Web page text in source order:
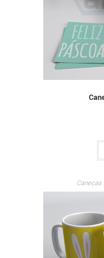
Canecas